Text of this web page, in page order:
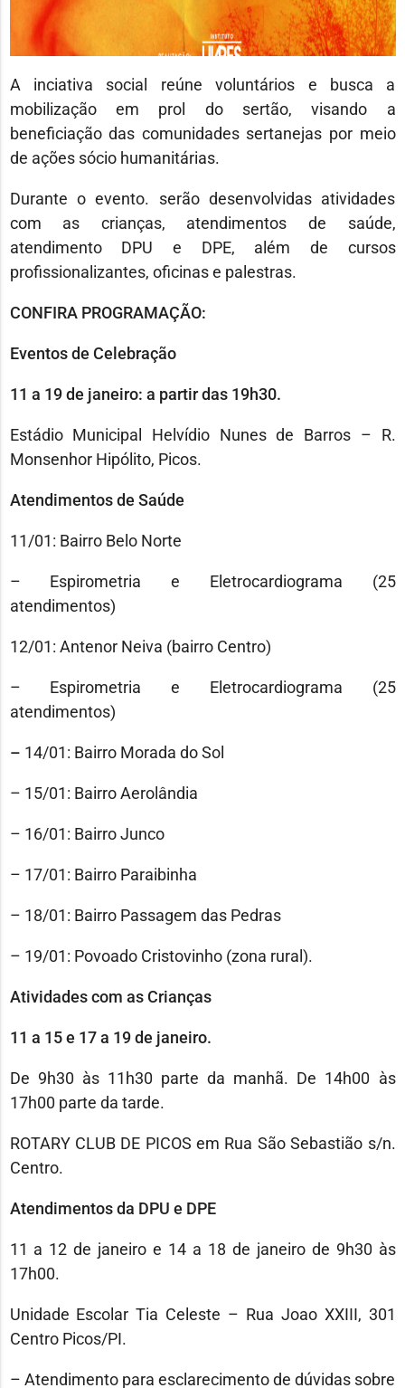
A inciativa social reúne voluntários e busca a
mobilização em prol do sertão, visando a
beneficiação das comunidades sertanejas por meio
de ações sócio humanitárias.
Durante o evento. serão desenvolvidas atividades
com as crianças, atendimentos de saúde,
atendimento DPU e DPE, além de cursos
profissionalizantes, oficinas e palestras.
CONFIRA PROGRAMAÇÃO:
Eventos de Celebração
11 a 19 de janeiro: a partir das 19h30.
Estádio Municipal Helvídio Nunes de Barros – R.
Monsenhor Hipólito, Picos.
Atendimentos de Saúde
11/01: Bairro Belo Norte
– Espirometria e Eletrocardiograma (25
atendimentos)
12/01: Antenor Neiva (bairro Centro)
– Espirometria e Eletrocardiograma (25
atendimentos)
– 14/01: Bairro Morada do Sol
– 15/01: Bairro Aerolândia
– 16/01: Bairro Junco
– 17/01: Bairro Paraibinha
– 18/01: Bairro Passagem das Pedras
– 19/01: Povoado Cristovinho (zona rural).
Atividades com as Crianças
11 a 15 e 17 a 19 de janeiro.
De 9h30 às 11h30 parte da manhã. De 14h00 às
17h00 parte da tarde.
ROTARY CLUB DE PICOS em Rua São Sebastião s/n.
Centro.
Atendimentos da DPU e DPE
11 a 12 de janeiro e 14 a 18 de janeiro de 9h30 às
17h00.
Unidade Escolar Tia Celeste – Rua Joao XXIII, 301
Centro Picos/PI.
– Atendimento para esclarecimento de dúvidas sobre